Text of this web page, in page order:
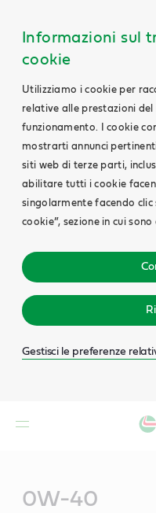
Informazioni sul
cookie
Utilizziamo i cookie per
relative alle prestazioni del
funzionamento. I cookie
mostrarti annunci
siti web di terze parti,
abilitare tutti i cookie
singolarmente facendo clic
cookie”, sezione in cui
Gestisci le preferenze
0W-40